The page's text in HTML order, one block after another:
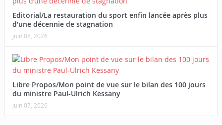
Editorial/La restauration du sport enfin lancée après plus
d’une décennie de stagnation
juin 08, 2026
Libre Propos/Mon point de vue sur le bilan des 100 jours
du ministre Paul-Ulrich Kessany
juin 07, 2026